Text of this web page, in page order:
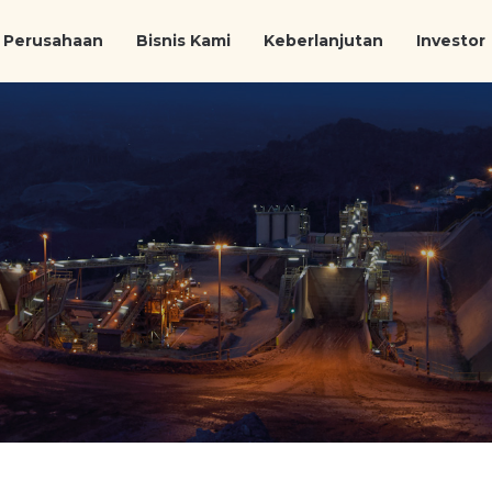
Perusahaan Bisnis Kami Keberlanjutan Investor